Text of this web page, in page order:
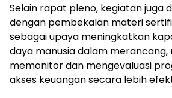
Selain rapat pleno, kegiatan juga
dengan pembekalan materi
sebagai upaya meningkatkan
daya manusia dalam merancang,
memonitor dan mengevaluasi
akses keuangan secara lebih